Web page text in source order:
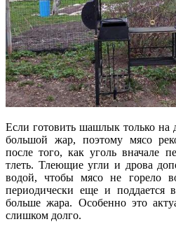
Если готовить шашлык только на
большой жар, поэтому мясо
после того, как уголь вначале
тлеть. Тлеющие угли и дрова
водой, чтобы мясо не горело
периодически еще и поддается
больше жара. Особенно это
слишком долго.